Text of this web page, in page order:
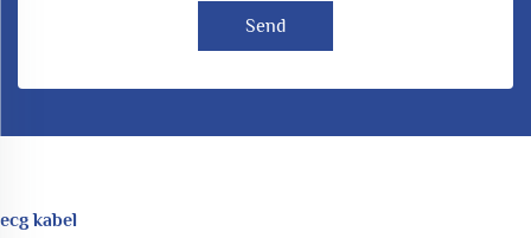
Send
ecg kabel